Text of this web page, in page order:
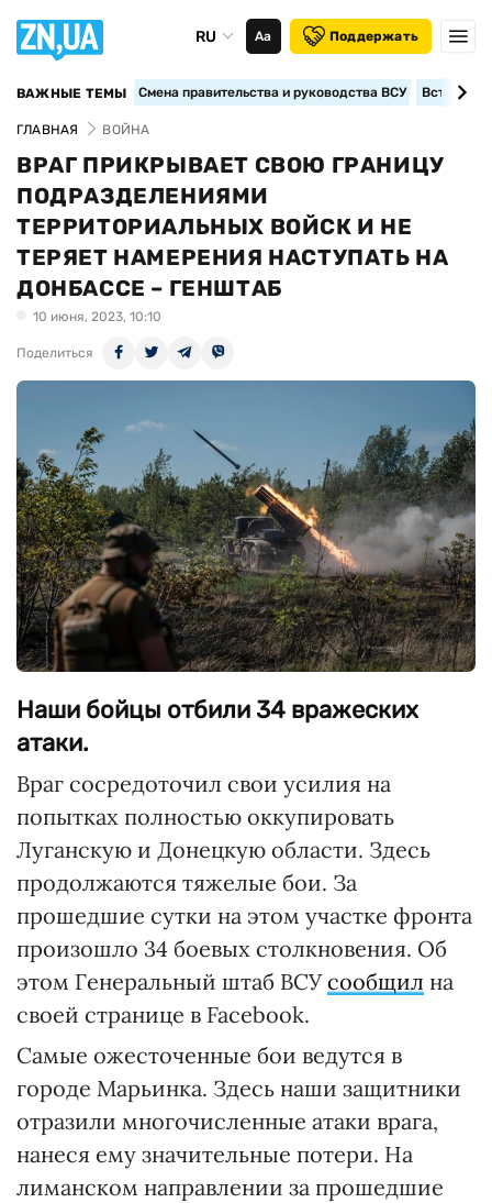
RU Аа Поддержать
ВАЖНЫЕ ТЕМЫ Смена правительства и руководства ВСУ
ГЛАВНАЯ ВОЙНА
ВРАГ ПРИКРЫВАЕТ СВОЮ ГРАНИЦУ
ПОДРАЗДЕЛЕНИЯМИ
ТЕРРИТОРИАЛЬНЫХ ВОЙСК И НЕ
ТЕРЯЕТ НАМЕРЕНИЯ НАСТУПАТЬ НА
ДОНБАССЕ – ГЕНШТАБ
10 июня, 2023, 10:10
Поделиться
Наши бойцы отбили 34 вражеских
атаки.
Враг сосредоточил свои усилия на
попытках полностью оккупировать
Луганскую и Донецкую области. Здесь
продолжаются тяжелые бои. За
прошедшие сутки на этом участке фронта
произошло 34 боевых столкновения. Об
этом Генеральный штаб ВСУсообщил на
своей странице в Facebook.
Самые ожесточенные бои ведутся в
городе Марьинка. Здесь наши защитники
отразили многочисленные атаки врага,
нанеся ему значительные потери. На
лиманском направлении за прошедшие